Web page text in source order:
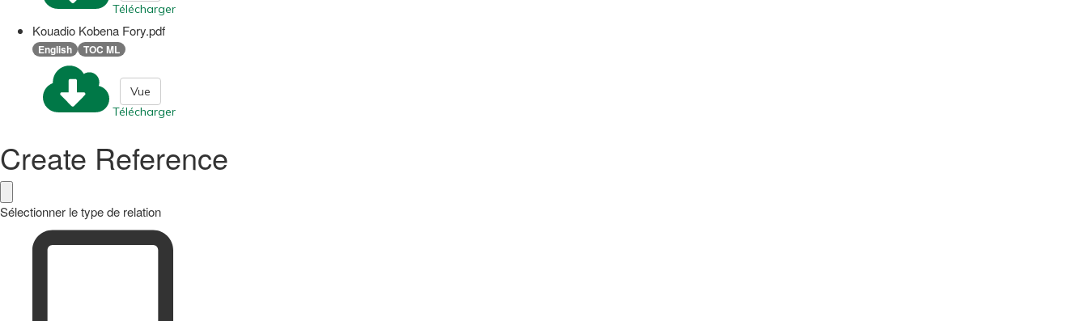
Télécharger
Kouadio Kobena Fory.pdf
English TOC ML
Télécharger
Vue
Create Reference
Sélectionner le type de relation